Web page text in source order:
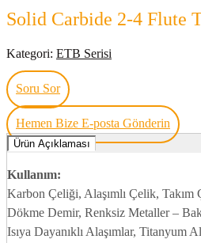
Solid Carbide 2-4 Flute
Kategori: ETB Serisi
Soru Sor
Hemen Bize E-posta Gönderin
Ürün Açıklaması
Kullanım:
Karbon Çeliği, Alaşımlı Çelik, Takım
Dökme Demir, Renksiz Metaller –
Isıya Dayanıklı Alaşımlar, Titanyum